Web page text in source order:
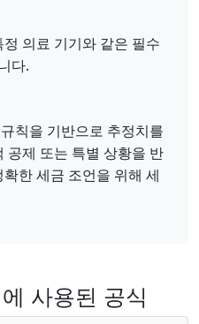
의료 기기와 같은 필수
다.
칙을 기반으로 추정치를
공제 또는 특별 상황을 반
한 세금 조언을 위해 세
사용된 공식